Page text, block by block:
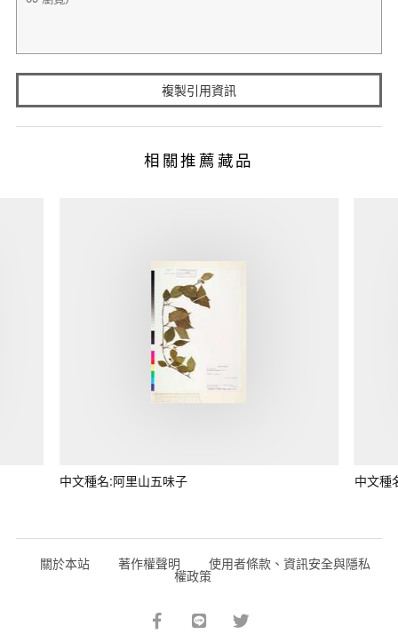
複製引用資訊
相關推薦藏品
中文種名:阿里山五味子 中文種
關於本站 著作權聲明 使用者條款、資訊安全與隱私
權政策